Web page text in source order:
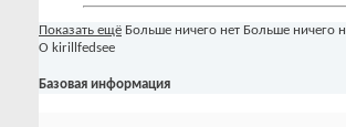
Показать ещё Больше ничего нет Больше ничего
О kirillfedsee
Базовая информация